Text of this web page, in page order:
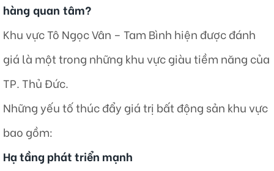
hàng quan tâm?
Khu vực Tô Ngọc Vân – Tam Bình hiện được đánh
giá là một trong những khu vực giàu tiềm năng của
TP. Thủ Đức.
Những yếu tố thúc đẩy giá trị bất động sản khu vực
bao gồm:
Hạ tầng phát triển mạnh